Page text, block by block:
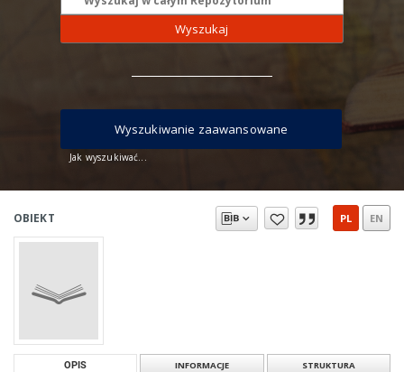
Wyszukaj
Jak wyszukiwać...
Wyszukiwanie zaawansowane
OBIEKT PL EN
OPIS INFORMACJE STRUKTURA